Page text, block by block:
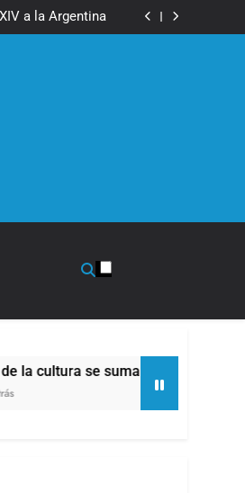
a la Argentina
contra la
a la Argentina
contra la
las acciones
los 450 puntos
sumaron a la marcha frente al